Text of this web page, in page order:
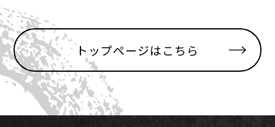
トップページはこちら